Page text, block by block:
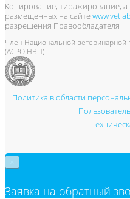
Копирование, тиражирование, а
размещенных на сайте
разрешения Правообладателя
Член Национальной ветеринарной
(АСРО НВП)
Политика в области
Заявка на обратный